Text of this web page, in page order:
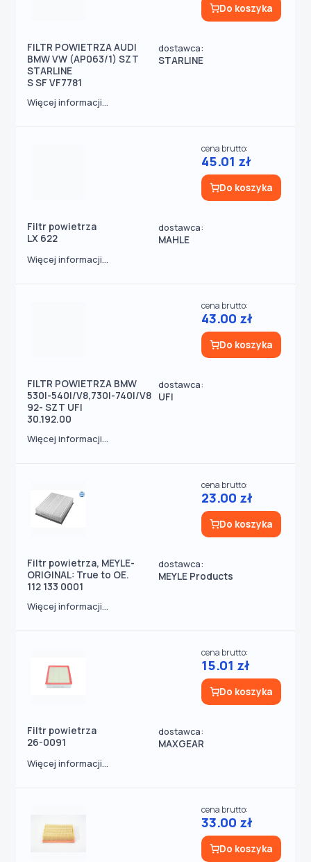
FILTR POWIETRZA AUDI
BMW VW (AP063/1) SZT
STARLINE
S SF VF7781
dostawca:
STARLINE
Do koszyka
Więcej informacji...
Filtr powietrza
LX 622
dostawca:
MAHLE
cena brutto:
45.01 zł
Do koszyka
Więcej informacji...
FILTR POWIETRZA BMW
530I-540I/V8,730I-740I/V8
92- SZT UFI
30.192.00
dostawca:
UFI
cena brutto:
43.00 zł
Do koszyka
Więcej informacji...
Filtr powietrza, MEYLE-
ORIGINAL: True to OE.
112 133 0001
dostawca:
MEYLE Products
cena brutto:
23.00 zł
Do koszyka
Więcej informacji...
Filtr powietrza
26-0091
dostawca:
MAXGEAR
cena brutto:
15.01 zł
Do koszyka
Więcej informacji...
cena brutto:
33.00 zł
Do koszyka